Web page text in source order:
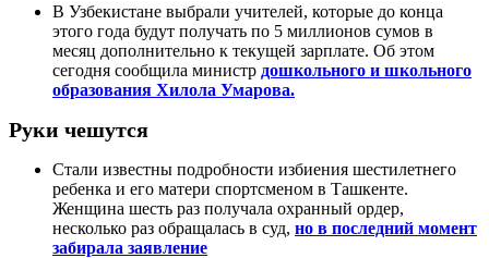
В Узбекистане выбрали учителей, которые до конца
этого года будут получать по 5 миллионов сумов в
месяц дополнительно к текущей зарплате. Об этом
сегодня сообщила министр дошкольного и школьного
образования Хилола Умарова.
Руки чешутся
Стали известны подробности избиения шестилетнего
ребенка и его матери спортсменом в Ташкенте.
Женщина шесть раз получала охранный ордер,
несколько раз обращалась в суд, но в последний момент
забирала заявление